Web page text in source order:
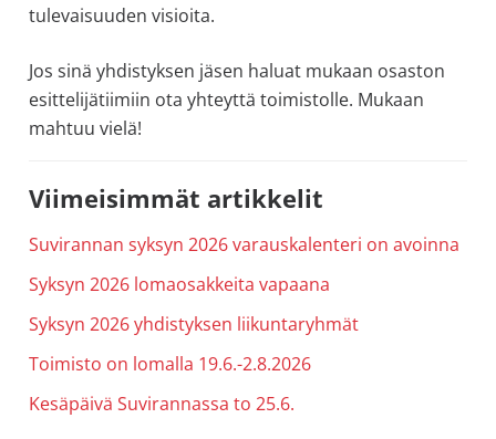
allergiat.
H
Hengitys
tulevaisuuden visioita.
Jos sinä yhdistyksen jäsen haluat mukaan osaston
esittelijätiimiin ota yhteyttä toimistolle. Mukaan
mahtuu vielä!
Ensisijainen
sivupalkki
Viimeisimmät artikkelit
Suvirannan syksyn 2026 varauskalenteri on avoinna
Syksyn 2026 lomaosakkeita vapaana
Syksyn 2026 yhdistyksen liikuntaryhmät
Toimisto on lomalla 19.6.-2.8.2026
Kesäpäivä Suvirannassa to 25.6.